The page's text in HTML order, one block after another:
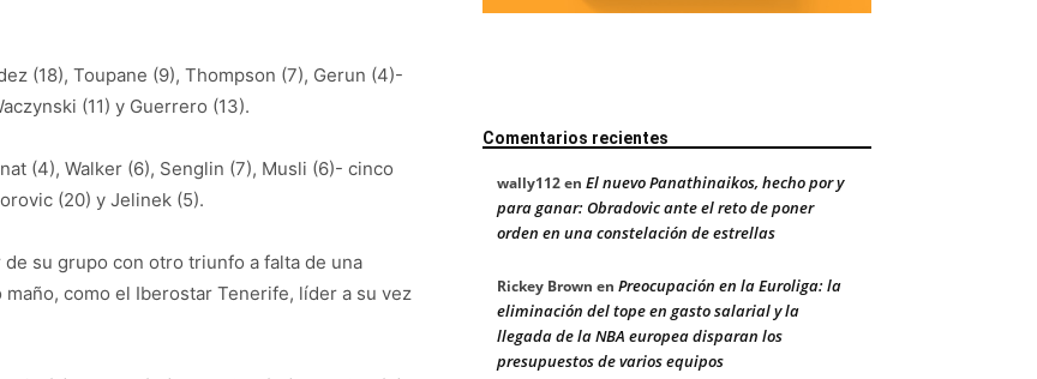
(18), Toupane (9), Thompson (7), Gerun (4)-
(11) y Guerrero (13).
(4), Walker (6), Senglin (7), Musli (6)- cinco
(20) y Jelinek (5).
su grupo con otro triunfo a falta de una
como el Iberostar Tenerife, líder a su vez
Comentarios recientes
wally112en El nuevo Panathinaikos, hecho por y
para ganar: Obradovic ante el reto de poner
orden en una constelación de estrellas
Rickey Brown en Preocupación en la Euroliga: la
eliminación del tope en gasto salarial y la
llegada de la NBA europea disparan los
presupuestos de varios equipos